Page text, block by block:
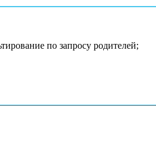
по запросу родителей;